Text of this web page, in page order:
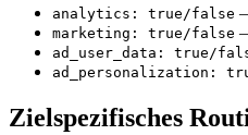
analytics: true/false
marketing: true/false
ad_user_data: true/
ad_personalization:
Zielspezifisches